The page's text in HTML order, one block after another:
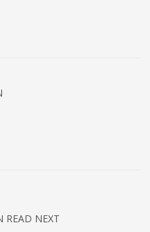
READ NEXT